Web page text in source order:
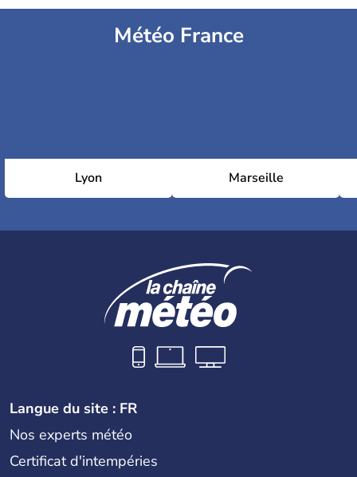
Météo France
Lyon Marseille
Langue du site : FR
Nos experts météo
Certificat d'intempéries